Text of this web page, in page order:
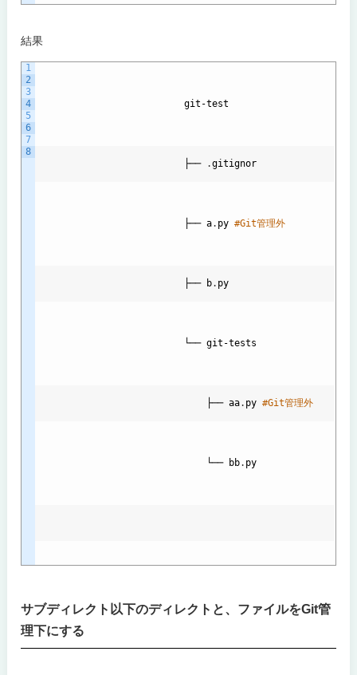
結果
1
2
3
4
5
6
7
8
git -test
                          ├──
.gitignor
                          ├──
a. py #Git管理外
                          ├──
b. py
                          └──
git -tests
├── aa. py #Git管理外
└── bb. py
サブディレクト以下のディレクトと、ファイルをGit管
理下にする